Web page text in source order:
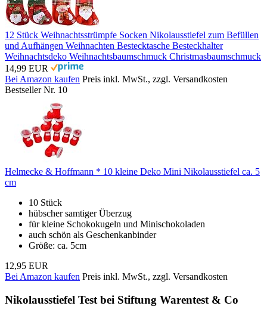
12 Stück Weihnachtsstrümpfe Socken Nikolausstiefel zum Befüllen
und Aufhängen Weihnachten Bestecktasche Besteckhalter
Weihnachtsdeko Weihnachtsbaumschmuck Christmasbaumschmuck
14,99 EUR
Bei Amazon kaufen Preis inkl. MwSt., zzgl. Versandkosten
Bestseller Nr. 10
Helmecke & Hoffmann * 10 kleine Deko Mini Nikolausstiefel ca. 5
cm
10 Stück
hübscher samtiger Überzug
für kleine Schokokugeln und Minischokoladen
auch schön als Geschenkanbinder
Größe: ca. 5cm
12,95 EUR
Bei Amazon kaufen Preis inkl. MwSt., zzgl. Versandkosten
Nikolausstiefel Test bei Stiftung Warentest & Co